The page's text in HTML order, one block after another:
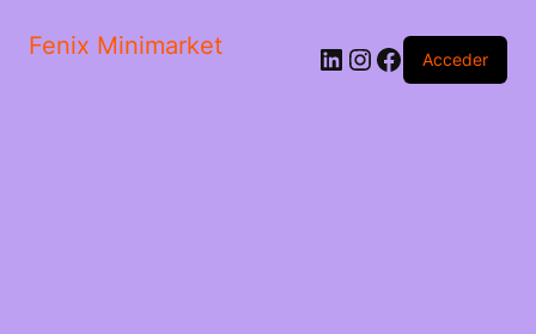
Fenix Minimarket LinkedIn
Instagram
Facebook
Acceder